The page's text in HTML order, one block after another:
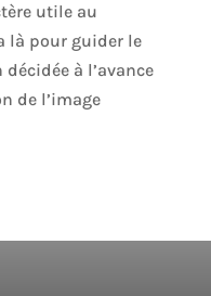
utile au
là pour guider le
à l’avance
de l’image